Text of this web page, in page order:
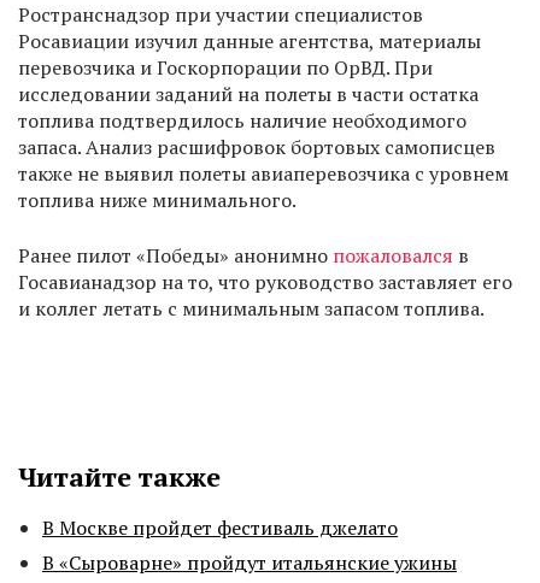
Ространснадзор при участии специалистов
Росавиации изучил данные агентства, материалы
перевозчика и Госкорпорации по ОрВД. При
исследовании заданий на полеты в части остатка
топлива подтвердилось наличие необходимого
запаса. Анализ расшифровок бортовых самописцев
также не выявил полеты авиаперевозчика с уровнем
топлива ниже минимального.
Ранее пилот «Победы» анонимно пожаловался в
Госавианадзор на то, что руководство заставляет его
и коллег летать с минимальным запасом топлива.
Читайте также
В Москве пройдет фестиваль джелато
В «Сыроварне» пройдут итальянские ужины